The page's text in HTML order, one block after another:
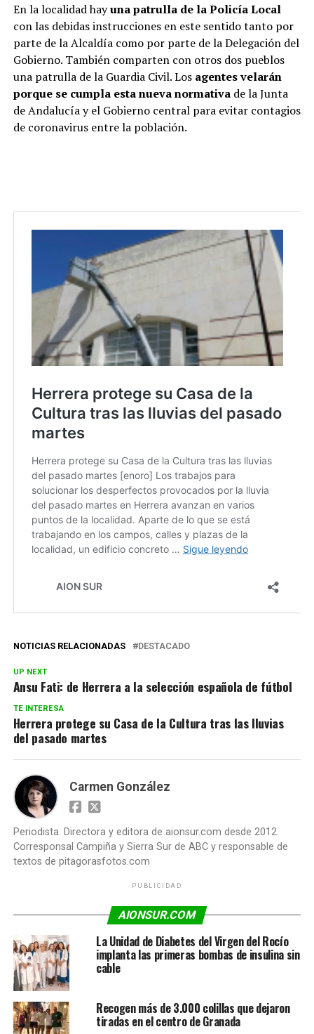
En la localidad hayuna patrulla de la Policía Local
con las debidas instrucciones en este sentido tanto por
parte de la Alcaldía como por parte de la Delegación del
Gobierno. También comparten con otros dos pueblos
una patrulla de la Guardia Civil. Los agentes velarán
porque se cumpla esta nueva normativade la Junta
de Andalucía y el Gobierno central para evitar contagios
de coronavirus entre la población.
NOTICIAS RELACIONADAS DESTACADO
UP NEXT
Ansu Fati: de Herrera a la selección española de fútbol
TE INTERESA
Herrera protege su Casa de la Cultura tras las lluvias
del pasado martes
Carmen González
Periodista. Directora y editora de aionsur.com desde 2012.
Corresponsal Campiña y Sierra Sur de ABC y responsable de
textos de pitagorasfotos.com
PUBLICIDAD
AIONSUR.COM
La Unidad de Diabetes del Virgen del Rocío
implanta las primeras bombas de insulina sin
cable
Recogen más de 3.000 colillas que dejaron
tiradas en el centro de Granada